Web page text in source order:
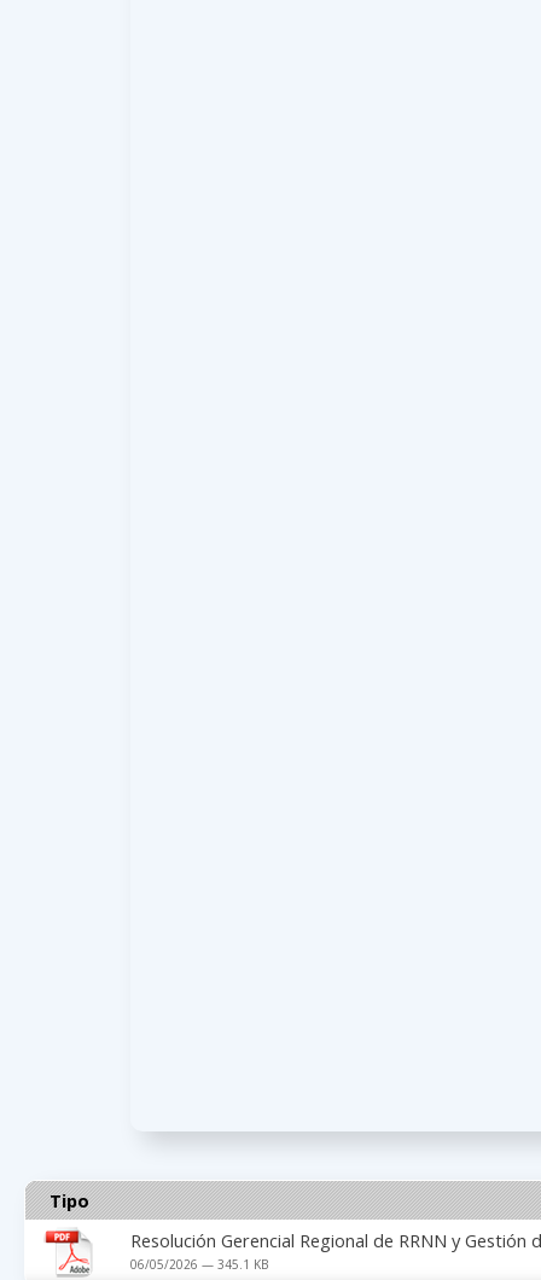
Tipo
Resolución Gerencial Regional de RRNN y Gestión
06/05/2026 — 345.1 KB